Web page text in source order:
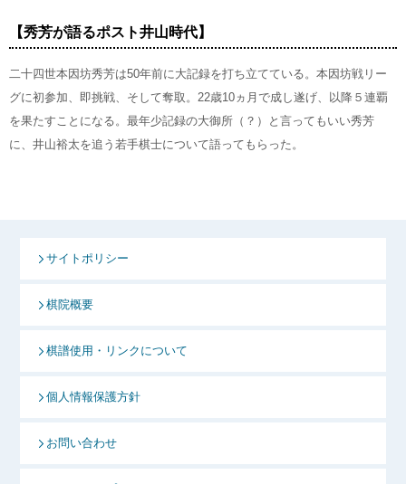
【秀芳が語るポスト井山時代】
二十四世本因坊秀芳は50年前に大記録を打ち立てている。本因坊戦リー
グに初参加、即挑戦、そして奪取。22歳10ヵ月で成し遂げ、以降５連覇
を果たすことになる。最年少記録の大御所（？）と言ってもいい秀芳
に、井山裕太を追う若手棋士について語ってもらった。
サイトポリシー
棋院概要
棋譜使用・リンクについて
個人情報保護方針
お問い合わせ